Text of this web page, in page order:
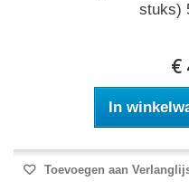
stuks)
€
In
Toevoegen aan